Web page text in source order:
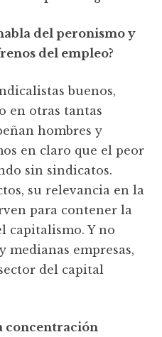
del peronismo y
del empleo?
buenos,
en otras tantas
hombres y
en claro que el peor
sin sindicatos.
su relevancia en la
para contener la
capitalismo. Y no
medianas empresas,
del capital
concentración